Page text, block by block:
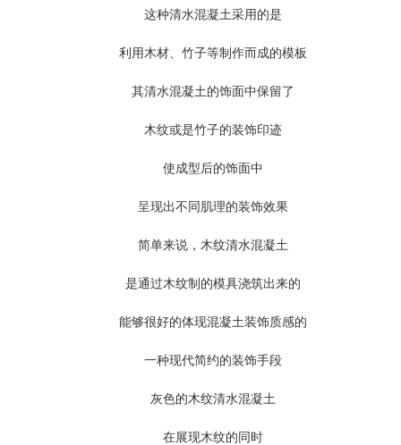
这种清水混凝土采用的是
利用木材、竹子等制作而成的模板
其清水混凝土的饰面中保留了
木纹或是竹子的装饰印迹
使成型后的饰面中
呈现出不同肌理的装饰效果
简单来说，木纹清水混凝土
是通过木纹制的模具浇筑出来的
能够很好的体现混凝土装饰质感的
一种现代简约的装饰手段
灰色的木纹清水混凝土
在展现木纹的同时